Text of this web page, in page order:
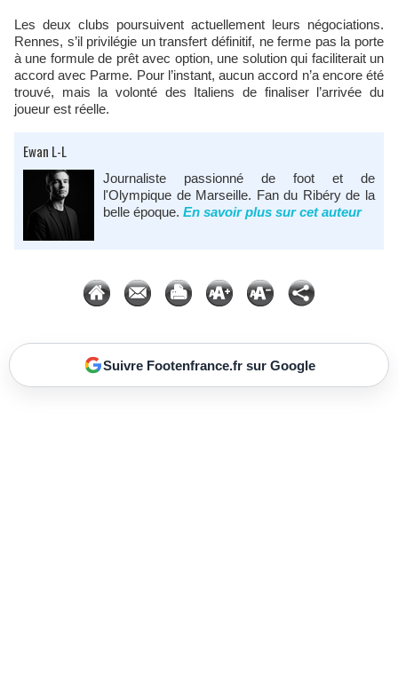
Les deux clubs poursuivent actuellement leurs négociations.
Rennes, s’il privilégie un transfert définitif, ne ferme pas la porte
à une formule de prêt avec option, une solution qui faciliterait un
accord avec Parme. Pour l’instant, aucun accord n’a encore été
trouvé, mais la volonté des Italiens de finaliser l’arrivée du
joueur est réelle.
Ewan L-L
Journaliste passionné de foot et de
l'Olympique de Marseille. Fan du Ribéry de la
belle époque. En savoir plus sur cet auteur
Suivre Footenfrance.fr sur Google